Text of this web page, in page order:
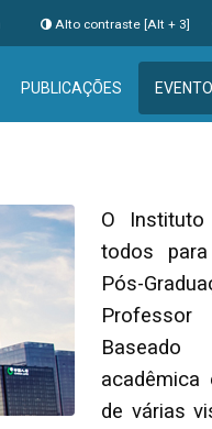
Alto contraste [Alt + 3]
PUBLICAÇÕES
O
todos
Pós-
Professor
acadêmica
de várias